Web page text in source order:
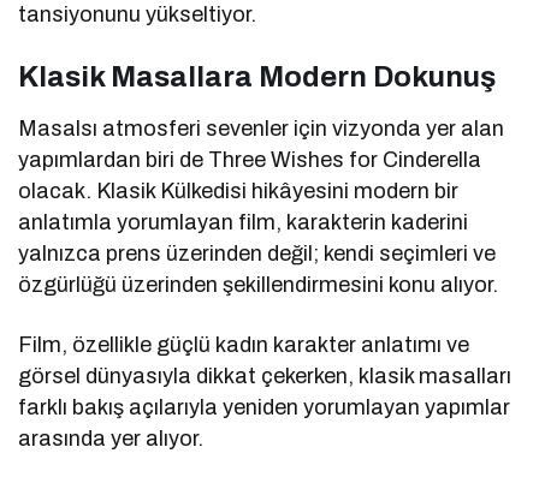
tansiyonunu yükseltiyor.
Klasik Masallara Modern Dokunuş
Masalsı atmosferi sevenler için vizyonda yer alan
yapımlardan biri de Three Wishes for Cinderella
olacak. Klasik Külkedisi hikâyesini modern bir
anlatımla yorumlayan film, karakterin kaderini
yalnızca prens üzerinden değil; kendi seçimleri ve
özgürlüğü üzerinden şekillendirmesini konu alıyor.
Film, özellikle güçlü kadın karakter anlatımı ve
görsel dünyasıyla dikkat çekerken, klasik masalları
farklı bakış açılarıyla yeniden yorumlayan yapımlar
arasında yer alıyor.